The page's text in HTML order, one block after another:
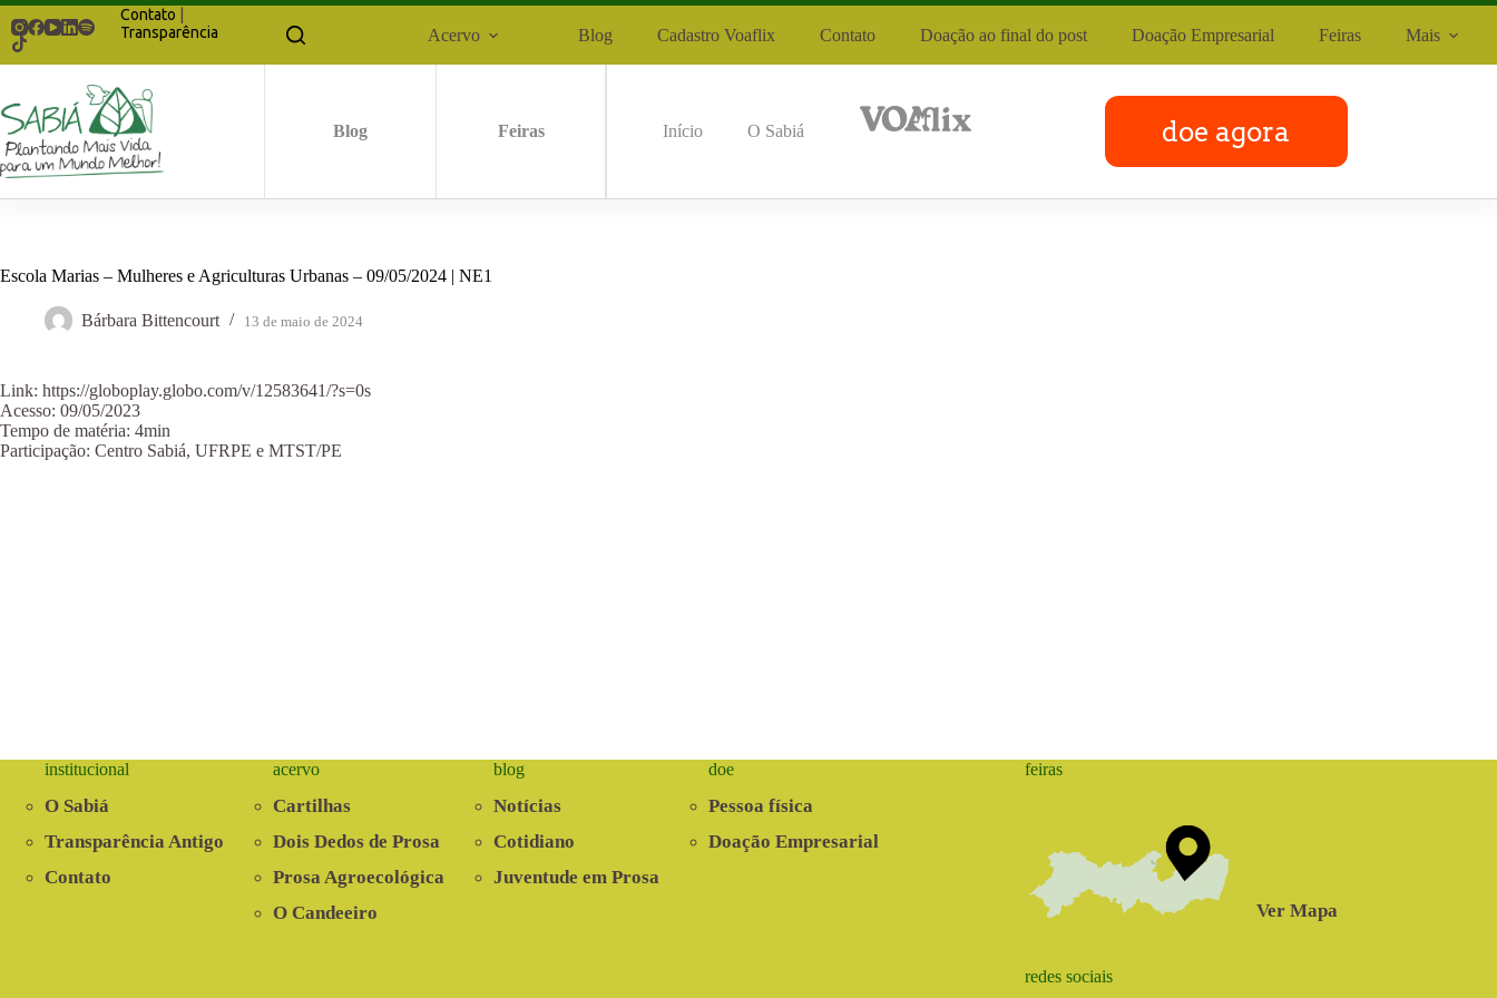
Pular
para
conteúdo
Contato
Transparência
Acervo Blog Cadastro Voaflix Contato Doação ao final do post Doação Empresarial Feiras Mais
Blog Feiras Início O Sabiá doe agora
Escola Marias – Mulheres e Agriculturas Urbanas – 09/05/2024 | NE1
Bárbara Bittencourt 13 de maio de 2024
Link: https://globoplay.globo.com/v/12583641/?s=0s
Acesso: 09/05/2023
Tempo de matéria: 4min
Participação: Centro Sabiá, UFRPE e MTST/PE
institucional
O Sabiá
Transparência Antigo
Contato
acervo
Cartilhas
Dois Dedos de Prosa
Prosa Agroecológica
O Candeeiro
blog
Notícias
Cotidiano
Juventude em Prosa
doe
Pessoa física
Doação Empresarial
feiras
Ver Mapa
redes sociais